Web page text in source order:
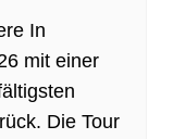
In
mit einer
Die Tour